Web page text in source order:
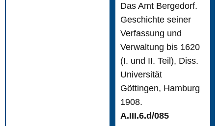
Das Amt Bergedorf.
Geschichte seiner
Verfassung und
Verwaltung bis 1620
(I. und II. Teil), Diss.
Universität
Göttingen, Hamburg
1908.
A.III.6.d/085